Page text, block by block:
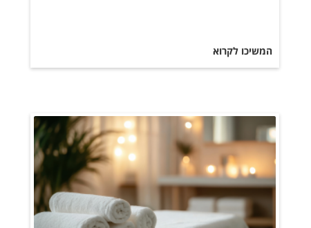
המשיכו לקרוא